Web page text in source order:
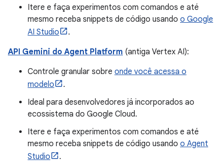
Itere e faça experimentos com comandos e até
mesmo receba snippets de código usando o Google
AI Studio
.
API Gemini do Agent Platform (antiga Vertex AI):
Controle granular sobre onde você acessa o
modelo
.
Ideal para desenvolvedores já incorporados ao
ecossistema do Google Cloud.
Itere e faça experimentos com comandos e até
mesmo receba snippets de código usando o Agent
Studio
.